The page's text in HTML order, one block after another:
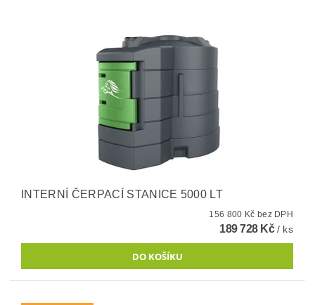
INTERNÍ ČERPACÍ STANICE 5000 LT
156 800 Kč bez DPH
189 728 Kč/ ks